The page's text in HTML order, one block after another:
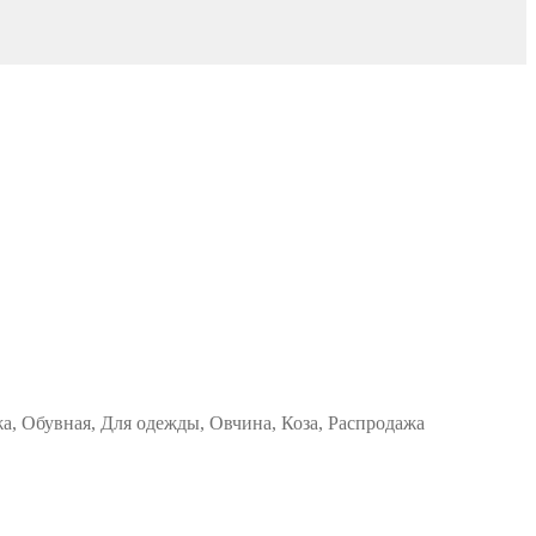
Обувная, Для одежды, Овчина, Коза, Распродажа